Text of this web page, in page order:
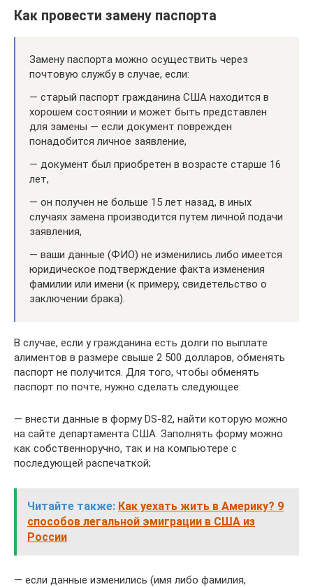
Как провести замену паспорта
Замену паспорта можно осуществить через
почтовую службу в случае, если:
— старый паспорт гражданина США находится в
хорошем состоянии и может быть представлен
для замены — если документ поврежден
понадобится личное заявление,
— документ был приобретен в возрасте старше 16
лет,
— он получен не больше 15 лет назад, в иных
случаях замена производится путем личной подачи
заявления,
— ваши данные (ФИО) не изменились либо имеется
юридическое подтверждение факта изменения
фамилии или имени (к примеру, свидетельство о
заключении брака).
В случае, если у гражданина есть долги по выплате
алиментов в размере свыше 2 500 долларов, обменять
паспорт не получится. Для того, чтобы обменять
паспорт по почте, нужно сделать следующее:
— внести данные в форму DS-82, найти которую можно
на сайте департамента США. Заполнять форму можно
как собственноручно, так и на компьютере с
последующей распечаткой;
Читайте также: Как уехать жить в Америку? 9
способов легальной эмиграции в США из
России
— если данные изменились (имя либо фамилия,